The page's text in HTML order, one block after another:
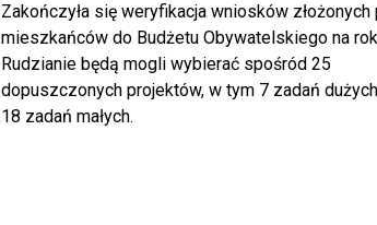
Zakończyła się weryfikacja wniosków złożonych
mieszkańców do Budżetu Obywatelskiego na
Rudzianie będą mogli wybierać spośród 25
dopuszczonych projektów, w tym 7 zadań
18 zadań małych.